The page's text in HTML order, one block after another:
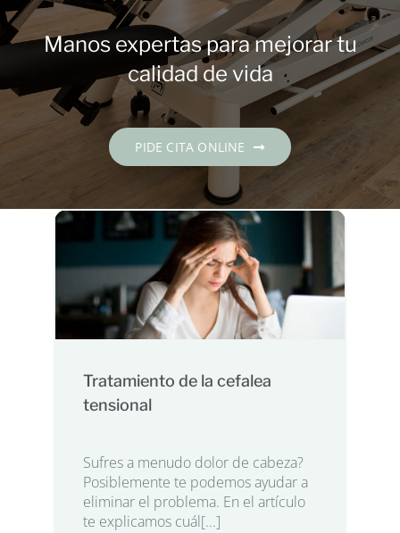
Contacto
Español
Manos expertas para mejorar tu
calidad de vida
PIDE CITA ONLINE
Tratamiento de la cefalea
tensional
Sufres a menudo dolor de cabeza?
Posiblemente te podemos ayudar a
eliminar el problema. En el artículo
te explicamos cuál[...]